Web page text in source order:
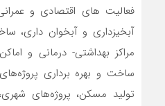
فعالیت های اقتصادی و
آبخیزداری و آبخوان داری،
مراکز بهداشتی- درمانی و
ساخت و بهره برداری
تولید مسکن، پروژه‌های